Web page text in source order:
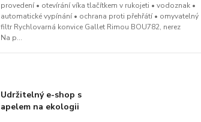
provedení • otevírání víka tlačítkem v rukojeti • vodoznak •
automatické vypínání • ochrana proti přehřátí • omyvatelný
filtr Rychlovarná konvice Gallet Rimou BOU782, nerez
Na p...
Udržitelný e-shop s
apelem na ekologii